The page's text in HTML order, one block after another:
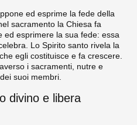
ed esprime la fede della
sacramento la Chiesa fa
ed esprimere la sua fede: essa
Lo Spirito santo rivela la
egli costituisce e fa crescere.
i sacramenti, nutre e
suoi membri.
divino e libera